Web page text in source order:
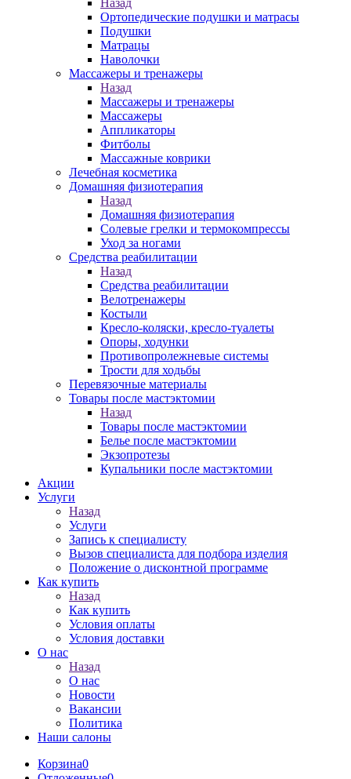
Назад
Ортопедические подушки и матрасы
Подушки
Матрацы
Наволочки
Массажеры и тренажеры
Назад
Массажеры и тренажеры
Массажеры
Аппликаторы
Фитболы
Массажные коврики
Лечебная косметика
Домашняя физиотерапия
Назад
Домашняя физиотерапия
Солевые грелки и термокомпрессы
Уход за ногами
Средства реабилитации
Назад
Средства реабилитации
Велотренажеры
Костыли
Кресло-коляски, кресло-туалеты
Опоры, ходунки
Противопролежневые системы
Трости для ходьбы
Перевязочные материалы
Товары после мастэктомии
Назад
Товары после мастэктомии
Белье после мастэктомии
Экзопротезы
Купальники после мастэктомии
Акции
Услуги
Назад
Услуги
Запись к специалисту
Вызов специалиста для подбора изделия
Положение о дисконтной программе
Как купить
Назад
Как купить
Условия оплаты
Условия доставки
О нас
Назад
О нас
Новости
Вакансии
Политика
Наши салоны
Корзина0